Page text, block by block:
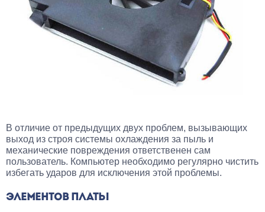
В отличие от предыдущих двух проблем, вызывающих
выход из строя системы охлаждения за пыль и
механические повреждения ответственен сам
пользователь. Компьютер необходимо регулярно чистить
избегать ударов для исключения этой проблемы.
ЭЛЕМЕНТОВ ПЛАТЫ